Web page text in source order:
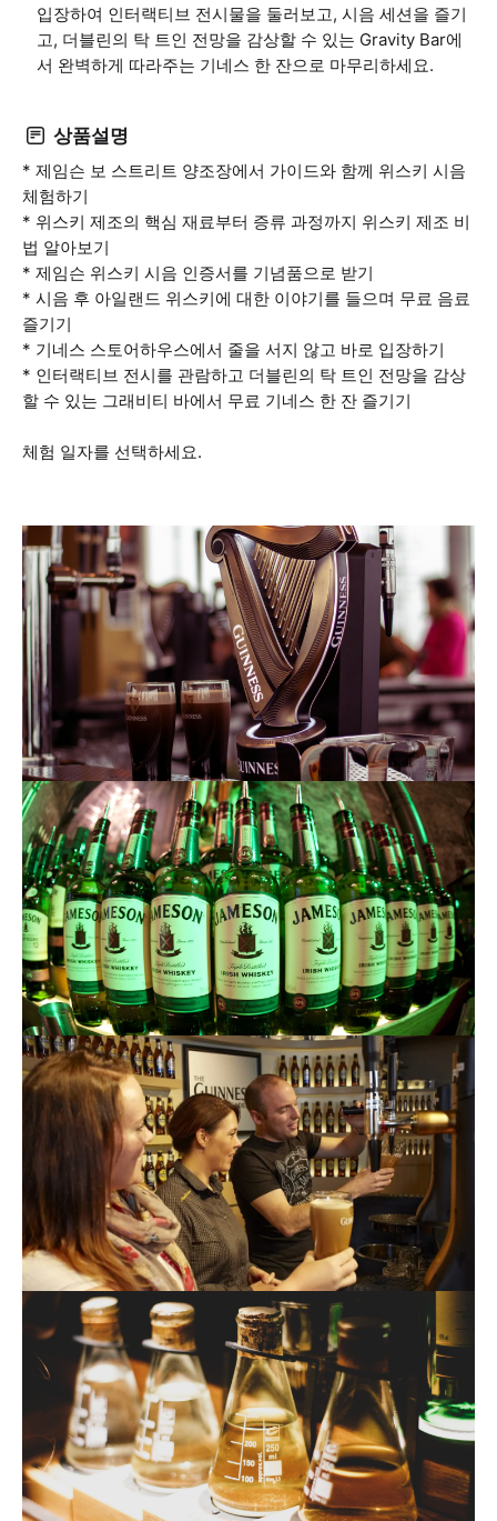
입장하여 인터랙티브 전시물을 둘러보고, 시음 세션을 즐기
고, 더블린의 탁 트인 전망을 감상할 수 있는 Gravity Bar에
서 완벽하게 따라주는 기네스 한 잔으로 마무리하세요.
상품설명
* 제임슨 보 스트리트 양조장에서 가이드와 함께 위스키 시음
체험하기
* 위스키 제조의 핵심 재료부터 증류 과정까지 위스키 제조 비
법 알아보기
* 제임슨 위스키 시음 인증서를 기념품으로 받기
* 시음 후 아일랜드 위스키에 대한 이야기를 들으며 무료 음료
즐기기
* 기네스 스토어하우스에서 줄을 서지 않고 바로 입장하기
* 인터랙티브 전시를 관람하고 더블린의 탁 트인 전망을 감상
할 수 있는 그래비티 바에서 무료 기네스 한 잔 즐기기
체험 일자를 선택하세요.